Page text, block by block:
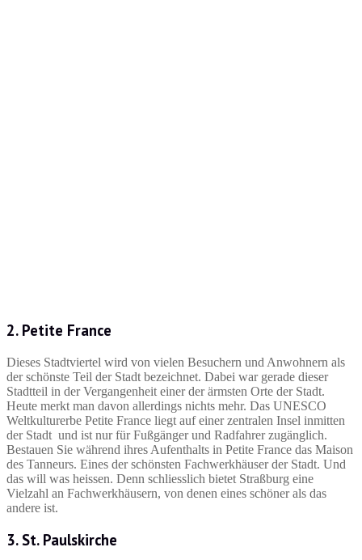
2. Petite France
Dieses Stadtviertel wird von vielen Besuchern und Anwohnern als
der schönste Teil der Stadt bezeichnet. Dabei war gerade dieser
Stadtteil in der Vergangenheit einer der ärmsten Orte der Stadt.
Heute merkt man davon allerdings nichts mehr. Das UNESCO
Weltkulturerbe Petite France liegt auf einer zentralen Insel inmitten
der Stadt und ist nur für Fußgänger und Radfahrer zugänglich.
Bestauen Sie während ihres Aufenthalts in Petite France das Maison
des Tanneurs. Eines der schönsten Fachwerkhäuser der Stadt. Und
das will was heissen. Denn schliesslich bietet Straßburg eine
Vielzahl an Fachwerkhäusern, von denen eines schöner als das
andere ist.
3. St. Paulskirche